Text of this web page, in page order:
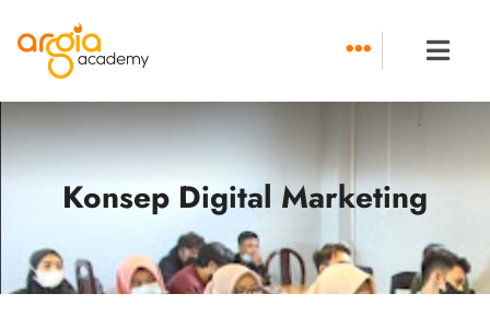
content
Konsep Digital Marketing